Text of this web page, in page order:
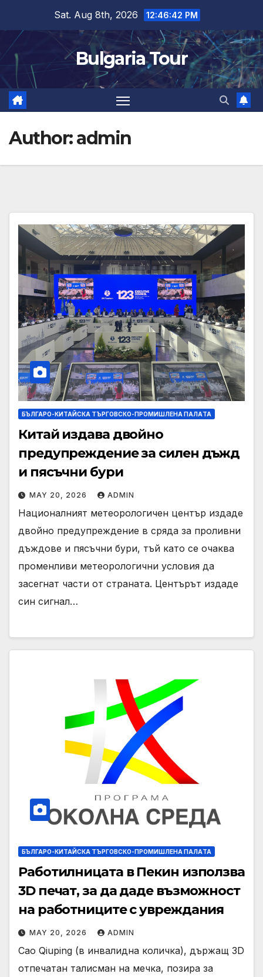
content
Sat. Aug 8th, 2026 12:46:44 PM
Bulgaria Tour
Author:admin
БЪЛГАРО-КИТАЙСКА ТЪРГОВСКО-ПРОМИШЛЕНА ПАЛAТА
Китай издава двойно
предупреждение за силен дъжд
и пясъчни бури
MAY 20, 2026 ADMIN
Националният метеорологичен център издаде
двойно предупреждение в сряда за проливни
дъждове и пясъчни бури, тъй като се очаква
променливи метеорологични условия да
засегнат части от страната. Центърът издаде
син сигнал…
БЪЛГАРО-КИТАЙСКА ТЪРГОВСКО-ПРОМИШЛЕНА ПАЛAТА
Работилницата в Пекин използва
3D печат, за да даде възможност
на работниците с увреждания
MAY 20, 2026 ADMIN
Cao Qiuping (в инвалидна количка), държащ 3D
отпечатан талисман на мечка, позира за